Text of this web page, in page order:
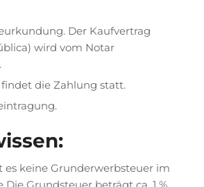
Der Kaufvertrag
wird vom Notar
die Zahlung statt.
es keine Grunderwerbsteuer im
Die Grundsteuer beträgt ca. 1 %